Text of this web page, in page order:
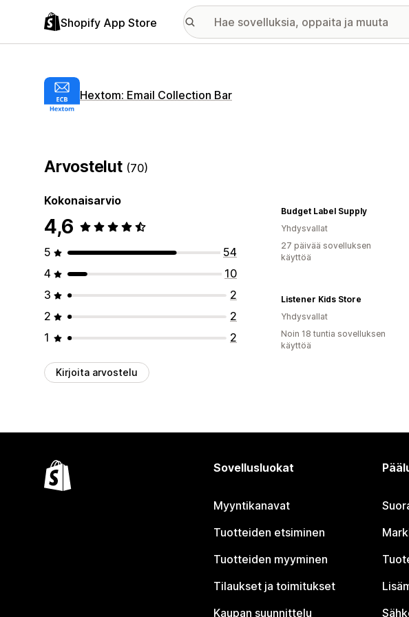
Shopify App Store
Hextom: Email Collection Bar
Arvostelut (70)
Kokonaisarvio
4,6
5
54
4
10
3
2
2
2
1
2
Kirjoita arvostelu
Budget Label Supply
Yhdysvallat
27 päivää sovelluksen
käyttöä
Listener Kids Store
Yhdysvallat
Noin 18 tuntia sovelluksen
käyttöä
Sovellusluokat
Myyntikanavat
Tuotteiden etsiminen
Tuotteiden myyminen
Tilaukset ja toimitukset
Kaupan suunnittelu